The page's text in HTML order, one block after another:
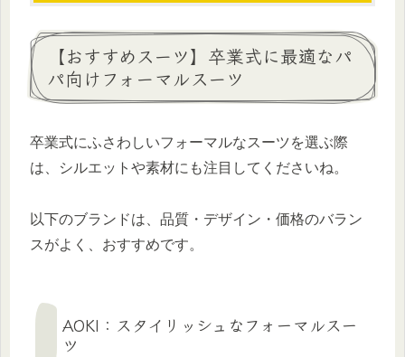
【おすすめスーツ】卒業式に最適なパ
パ向けフォーマルスーツ
卒業式にふさわしいフォーマルなスーツを選ぶ際
は、シルエットや素材にも注目してくださいね。
以下のブランドは、品質・デザイン・価格のバラン
スがよく、おすすめです。
AOKI：スタイリッシュなフォーマルスー
ツ